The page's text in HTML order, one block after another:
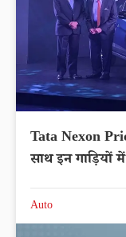
Tata Nexon
साथ इन
Auto